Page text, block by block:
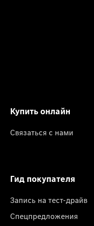
Купить онлайн
Связаться с нами
Гид покупателя
Запись на тест-драйв
Спецпредложения